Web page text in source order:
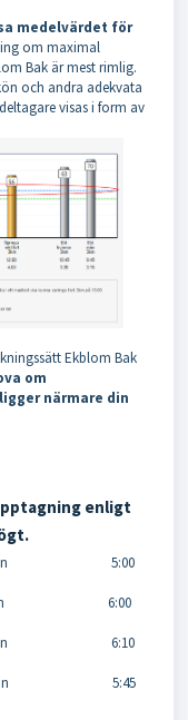
medelvärdet för
om maximal
Bak är mest rimlig.
och andra adekvata
visas i form av
Ekblom Bak
om
närmare din
enligt
ml/kg/min 5:00
kg/min 6:00
kg/min 6:10
kg/min 5:45